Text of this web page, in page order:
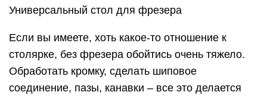
Универсальный стол для фрезера
Если вы имеете, хоть какое-то отношение к
столярке, без фрезера обойтись очень тяжело.
Обработать кромку, сделать шиповое
соединение, пазы, канавки – все это делается